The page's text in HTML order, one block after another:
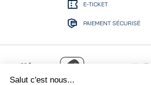
Salut c'est nous...
E-TICKET
PAIEMENT SÉCURISÉ